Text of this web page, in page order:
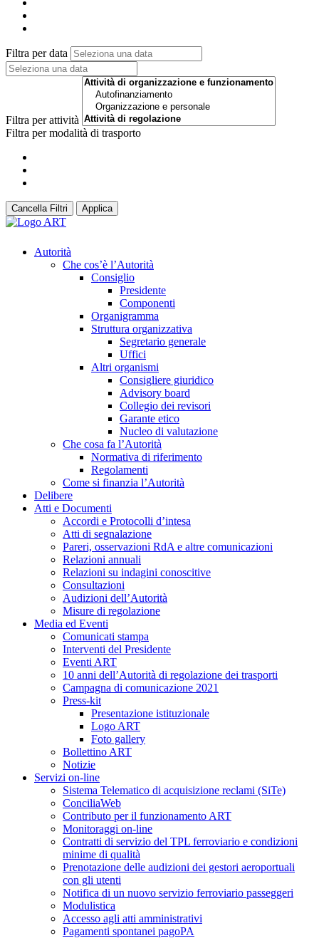
Filtra per data
Filtra per attività
Filtra per modalità di trasporto
Cancella Filtri Applica
Autorità
Che cos’è l’Autorità
Consiglio
Presidente
Componenti
Organigramma
Struttura organizzativa
Segretario generale
Uffici
Altri organismi
Consigliere giuridico
Advisory board
Collegio dei revisori
Garante etico
Nucleo di valutazione
Che cosa fa l’Autorità
Normativa di riferimento
Regolamenti
Come si finanzia l’Autorità
Delibere
Atti e Documenti
Accordi e Protocolli d’intesa
Atti di segnalazione
Pareri, osservazioni RdA e altre comunicazioni
Relazioni annuali
Relazioni su indagini conoscitive
Consultazioni
Audizioni dell’Autorità
Misure di regolazione
Media ed Eventi
Comunicati stampa
Interventi del Presidente
Eventi ART
10 anni dell’Autorità di regolazione dei trasporti
Campagna di comunicazione 2021
Press-kit
Presentazione istituzionale
Logo ART
Foto gallery
Bollettino ART
Notizie
Servizi on-line
Sistema Telematico di acquisizione reclami (SiTe)
ConciliaWeb
Contributo per il funzionamento ART
Monitoraggi on-line
Contratti di servizio del TPL ferroviario e condizioni
minime di qualità
Prenotazione delle audizioni dei gestori aeroportuali
con gli utenti
Notifica di un nuovo servizio ferroviario passeggeri
Modulistica
Accesso agli atti amministrativi
Pagamenti spontanei pagoPA